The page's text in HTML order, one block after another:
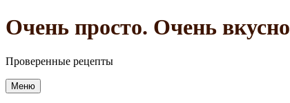
Перейти
к
Очень просто. Очень вкусно
Проверенные рецепты
Меню